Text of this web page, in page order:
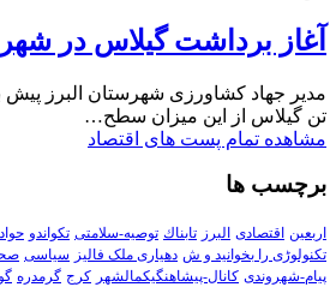
آغاز برداشت گیلاس در
تن گیلاس از این میزان سطح…
مشاهده تمام پست های اقتصاد
برچسب ها
اربعین اقتصادی البرز تابناك توصیه-سلامتی تکواندو
تکنولوڑی را بخوانید و ش دهیاری ملک فالیز سیاسی
پیام-شهروندی کانال-پیشاهنگیکمالشهر کرج گرمدره